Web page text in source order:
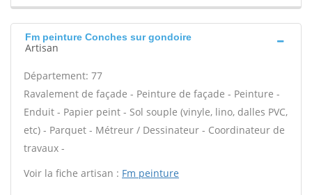
Fm peinture Conches sur gondoire
Artisan
Département: 77
Ravalement de façade - Peinture de façade - Peinture -
Enduit - Papier peint - Sol souple (vinyle, lino, dalles PVC,
etc) - Parquet - Métreur / Dessinateur - Coordinateur de
travaux -
Voir la fiche artisan : Fm peinture